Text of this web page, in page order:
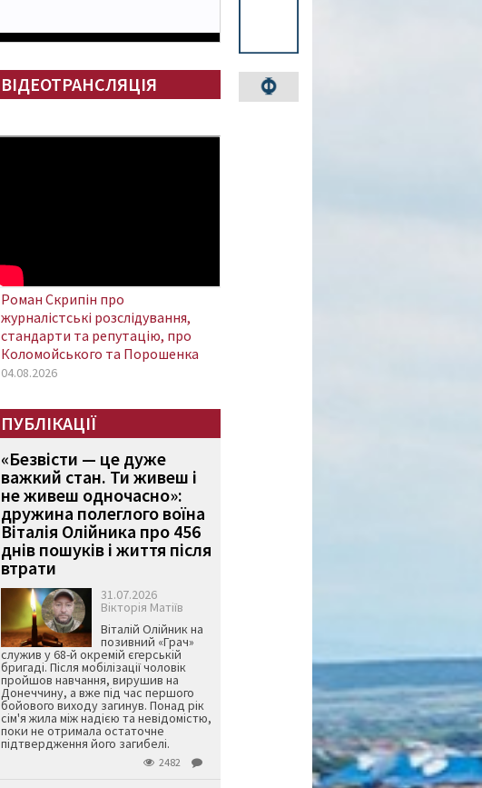
ВІДЕОТРАНСЛЯЦІЯ
Роман Скрипін про
журналістські розслідування,
стандарти та репутацію, про
Коломойського та Порошенка
04.08.2026
ПУБЛІКАЦІЇ
«Безвісти — це дуже
важкий стан. Ти живеш і
не живеш одночасно»:
дружина полеглого воїна
Віталія Олійника про 456
днів пошуків і життя після
втрати
31.07.2026
Вікторія Матіїв
Віталій Олійник на
позивний «Грач»
служив у 68-й окремій єгерській
бригаді. Після мобілізації чоловік
пройшов навчання, вирушив на
Донеччину, а вже під час першого
бойового виходу загинув. Понад рік
сім'я жила між надією та невідомістю,
поки не отримала остаточне
підтвердження його загибелі.
2482